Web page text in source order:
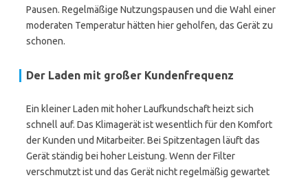
Pausen. Regelmäßige Nutzungspausen und die Wahl einer
moderaten Temperatur hätten hier geholfen, das Gerät zu
schonen.
Der Laden mit großer Kundenfrequenz
Ein kleiner Laden mit hoher Laufkundschaft heizt sich
schnell auf. Das Klimagerät ist wesentlich für den Komfort
der Kunden und Mitarbeiter. Bei Spitzentagen läuft das
Gerät ständig bei hoher Leistung. Wenn der Filter
verschmutzt ist und das Gerät nicht regelmäßig gewartet